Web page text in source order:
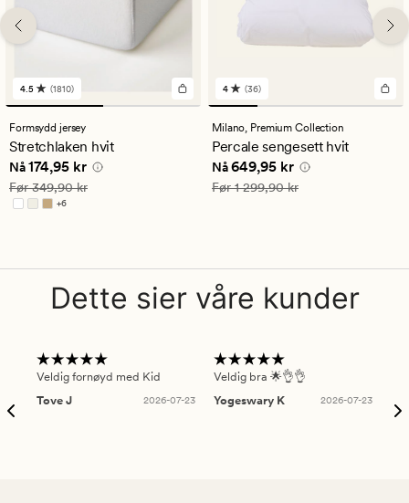
1810
anmeldelser
med
en
gjennomsnittlig
vurdering
på
4.5
4.5 (1810)
Formsydd jersey
Stretchlaken hvit
Nåværende pris
Nå174,95 kr
Vanlig pris 349,90 kr
Før349,90 kr
+6
Tilgjengelig i flere farger
36
anmeldelser
med
en
gjennomsnittlig
vurdering
på
4
4 (36)
Milano, Premium Collection
Percale sengesett hvit
Nåværende pris
Nå649,95 kr
Vanlig pris 1 299,90 kr
Før1 299,90 kr
Dette sier våre kunder
Veldig fornøyd med Kid
Tove J
2026-07-23
Veldig bra 🌟👌👌
Yogeswary K
2026-07-23